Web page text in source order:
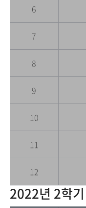
6
7
8
9
10
11
12
2022년 2학기